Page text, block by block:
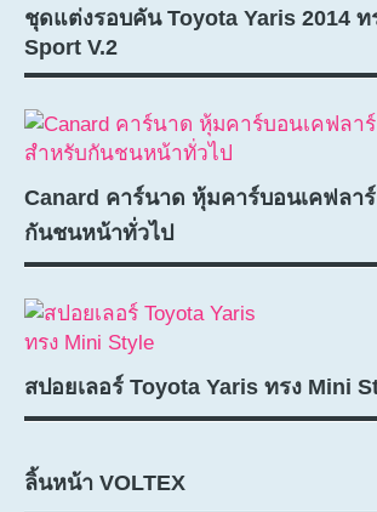
ชุดแต่งรอบคัน Toyota Yaris 2014 ท
Sport V.2
Canard คาร์นาด หุ้มคาร์บอนเคฟลา
กันชนหน้าทั่วไป
สปอยเลอร์ Toyota Yaris ทรง Mini
ลิ้นหน้า VOLTEX